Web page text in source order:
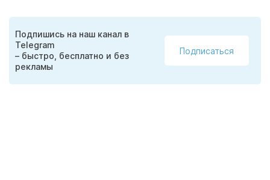
Подпишись на наш канал в
Telegram
– быстро, бесплатно и без
рекламы
Подписаться